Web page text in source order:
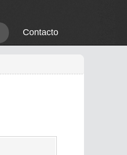
Contacto